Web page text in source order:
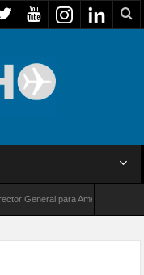
para América Latina